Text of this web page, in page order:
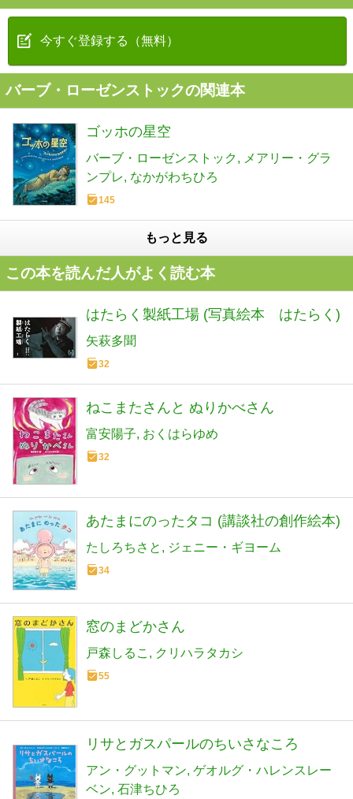
今すぐ登録する（無料）
バーブ・ローゼンストックの関連本
ゴッホの星空
バーブ・ローゼンストック
メアリー・グラ
ンプレ
なかがわちひろ
145
もっと見る
この本を読んだ人がよく読む本
はたらく製紙工場 (写真絵本 はたらく)
矢萩多聞
32
ねこまたさんと ぬりかべさん
富安陽子 おくはらゆめ
32
あたまにのったタコ (講談社の創作絵本)
たしろちさと ジェニー・ギヨーム
34
窓のまどかさん
戸森しるこ クリハラタカシ
55
リサとガスパールのちいさなころ
アン・グットマン ゲオルグ・ハレンスレー
ベン 石津ちひろ